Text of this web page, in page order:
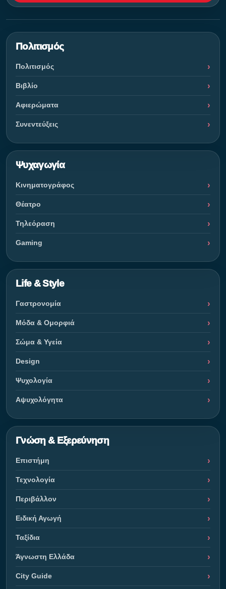
Πολιτισμός
Πολιτισμός
Βιβλίο
Αφιερώματα
Συνεντεύξεις
Ψυχαγωγία
Κινηματογράφος
Θέατρο
Τηλεόραση
Gaming
Life & Style
Γαστρονομία
Μόδα & Ομορφιά
Σώμα & Υγεία
Design
Ψυχολογία
Αψυχολόγητα
Γνώση & Εξερεύνηση
Επιστήμη
Τεχνολογία
Περιβάλλον
Ειδική Αγωγή
Ταξίδια
Άγνωστη Ελλάδα
City Guide